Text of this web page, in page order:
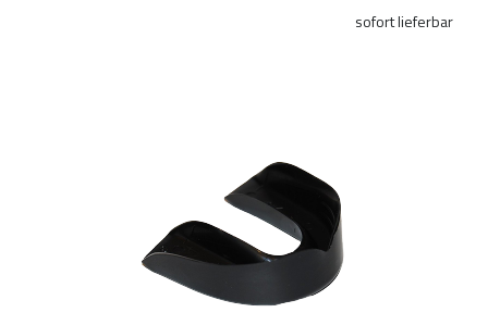
sofort lieferbar